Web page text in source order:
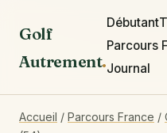
Golf
Autrement.
Débutant
Parcours
Journal
Accueil / Parcours France /